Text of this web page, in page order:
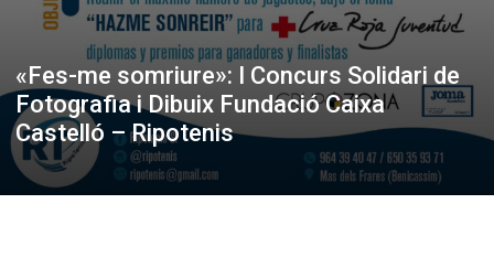
«Fes-me somriure»: I Concurs Solidari de
Fotografia i Dibuix Fundació Caixa
Castelló – Ripotenis